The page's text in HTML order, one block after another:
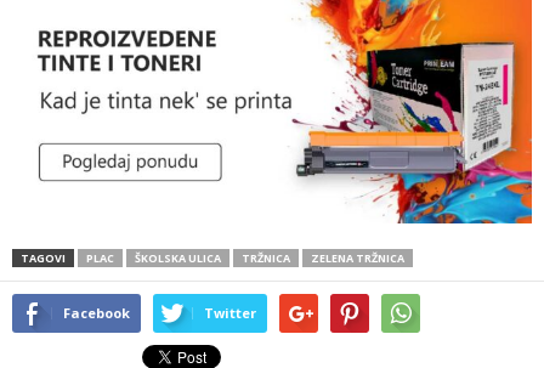
TAGOVI PLAC ŠKOLSKA ULICA TRŽNICA ZELENA TRŽNICA
Facebook Twitter